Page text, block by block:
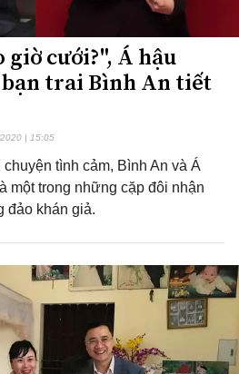
giờ cưới?", Á hậu
bạn trai Bình An tiết
| 15:05
tình cảm, Bình An và Á
một trong những cặp đôi nhận
đảo khán giả.